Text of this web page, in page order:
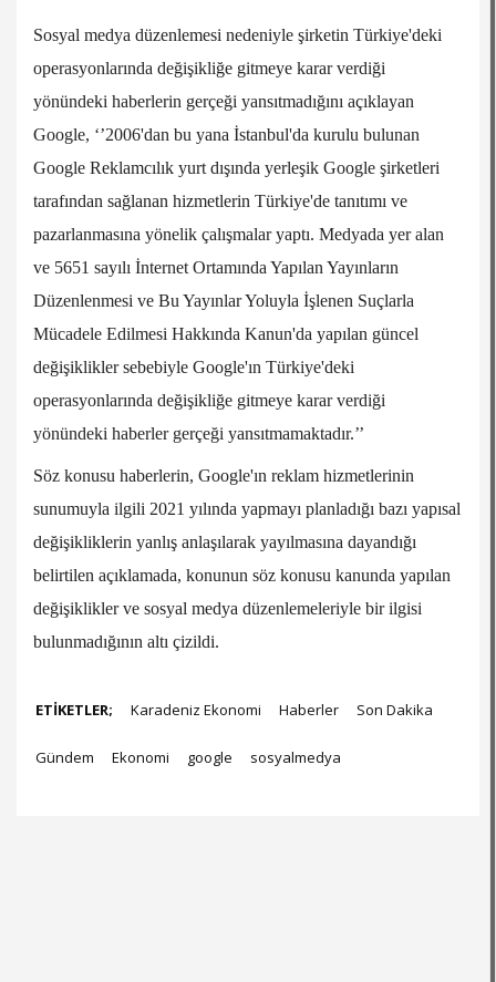
Sosyal medya düzenlemesi nedeniyle şirketin Türkiye'deki
operasyonlarında değişikliğe gitmeye karar verdiği
yönündeki haberlerin gerçeği yansıtmadığını açıklayan
Google, ‘’2006'dan bu yana İstanbul'da kurulu bulunan
Google Reklamcılık yurt dışında yerleşik Google şirketleri
tarafından sağlanan hizmetlerin Türkiye'de tanıtımı ve
pazarlanmasına yönelik çalışmalar yaptı. Medyada yer alan
ve 5651 sayılı İnternet Ortamında Yapılan Yayınların
Düzenlenmesi ve Bu Yayınlar Yoluyla İşlenen Suçlarla
Mücadele Edilmesi Hakkında Kanun'da yapılan güncel
değişiklikler sebebiyle Google'ın Türkiye'deki
operasyonlarında değişikliğe gitmeye karar verdiği
yönündeki haberler gerçeği yansıtmamaktadır.’’
Söz konusu haberlerin, Google'ın reklam hizmetlerinin
sunumuyla ilgili 2021 yılında yapmayı planladığı bazı yapısal
değişikliklerin yanlış anlaşılarak yayılmasına dayandığı
belirtilen açıklamada, konunun söz konusu kanunda yapılan
değişiklikler ve sosyal medya düzenlemeleriyle bir ilgisi
bulunmadığının altı çizildi.
ETİKETLER; Karadeniz Ekonomi Haberler Son Dakika
Gündem Ekonomi google sosyalmedya